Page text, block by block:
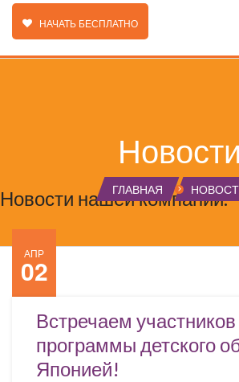
Toggle
ЗАКАЗАТЬ ЗВОНОК
НАЧАТЬ БЕСПЛАТНО
Новости
ГЛАВНАЯ
Новости нашей компании.
АПР
02
Встречаем участников
программы детского
Японией!